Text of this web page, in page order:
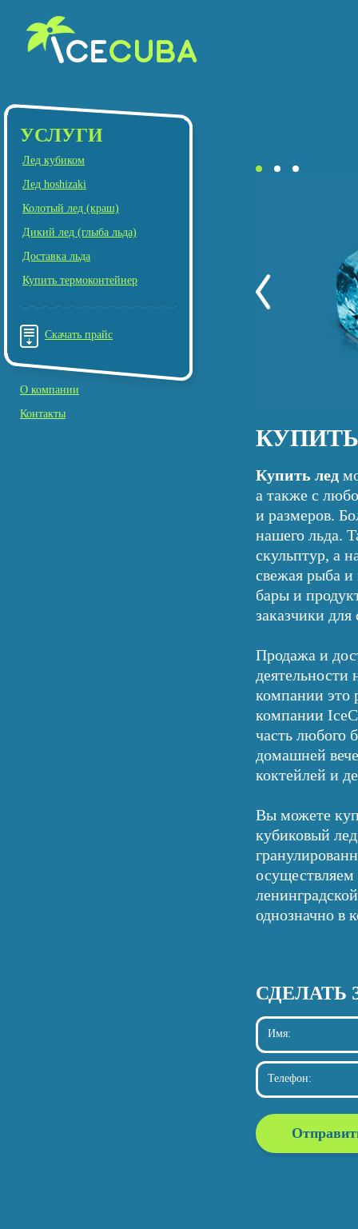
УСЛУГИ
Лед кубиком
Лед hoshizaki
Колотый лед (краш)
Дикий лед (глыба льда)
Доставка льда
Купить термоконтейнер
Скачать прайс
О компании
Контакты
Купить лед
а также с
и размеров.
нашего льда.
скульптур, а
свежая рыба
бары и
заказчики
Продажа и
компании это
компании
часть любого
домашней
коктейлей и
Вы можете
кубиковый
осуществляем
однозначно в
СДЕЛАТЬ